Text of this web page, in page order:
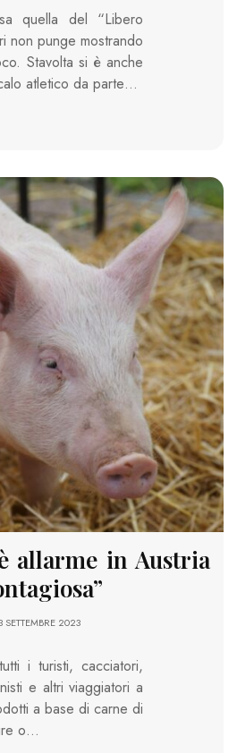
quella del “Libero
non punge mostrando
Stavolta si è anche
atletico da parte…
allarme in Austria
SETTEMBRE 2023
i turisti, cacciatori,
e altri viaggiatori a
a base di carne di
o…